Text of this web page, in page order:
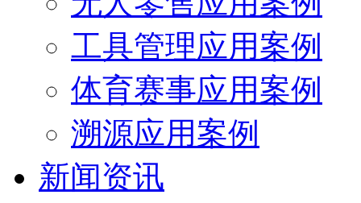
工具管理应用案例
体育赛事应用案例
溯源应用案例
新闻资讯